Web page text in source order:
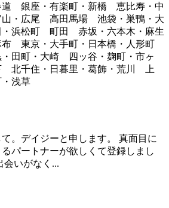
道 銀座・有楽町・新橋 恵比寿・中
山・広尾 高田馬場 池袋・巣鴨・大
・浜松町 町田 赤坂・六本木・麻生
布 東京・大手町・日本橋・人形町
・田町・大崎 四ッ谷・麹町・市ヶ
北千住・日暮里・葛飾・荒川 上
浅草
。デイジーと申します。 真面目に
パートナーが欲しくて登録しまし
会いがなく...